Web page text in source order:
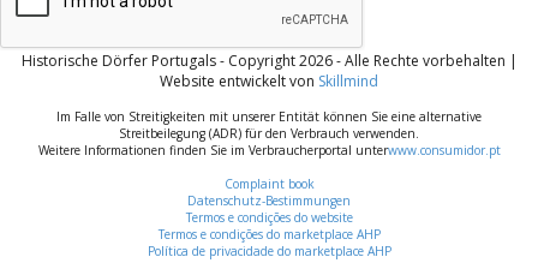
Historische Dörfer Portugals - Copyright 2026 - Alle Rechte vorbehalten |
Website entwickelt von Skillmind
Im Falle von Streitigkeiten mit unserer Entität können Sie eine alternative
Streitbeilegung (ADR) für den Verbrauch verwenden.
Weitere Informationen finden Sie im Verbraucherportal unterwww.consumidor.pt
Complaint book
Datenschutz-Bestimmungen
Termos e condições do website
Termos e condições do marketplace AHP
Política de privacidade do marketplace AHP